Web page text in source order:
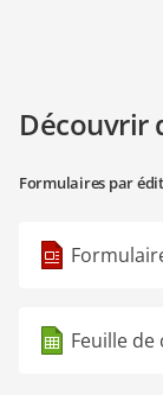
Découvrir
Formulaires par
Feuille de